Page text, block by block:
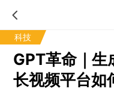
科技
GPT革命｜生
长视频平台如